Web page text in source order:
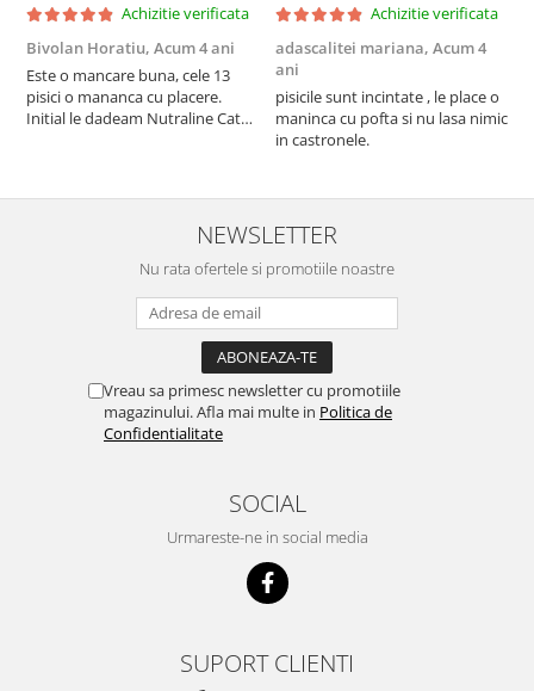
Achizitie verificata
Bivolan Horatiu, Acum 4 ani
Este o mancare buna, cele 13
pisici o mananca cu placere.
Initial le dadeam Nutraline Cat
nu o mananca cu placere. Eu
sunt multumit si voi continua cu
Achizitie verificata
adascalitei mariana, Acum 4
ani
pisicile sunt incintate , le place o
maninca cu pofta si nu lasa nimic
in castronele.
NEWSLETTER
Nu rata ofertele si promotiile noastre
Vreau sa primesc newsletter cu promotiile
magazinului. Afla mai multe in Politica de
Confidentialitate
SOCIAL
Urmareste-ne in social media
SUPORT CLIENTI